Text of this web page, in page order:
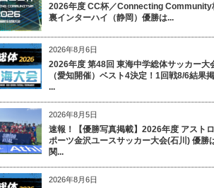
2026年度 CC杯／Connecting Community
裏インターハイ（静岡）優勝は...
2026年8月6日
2026年度 第48回 東海中学総体サッカー大
（愛知開催）ベスト4決定！1回戦8/6結果
...
2026年8月5日
速報！【優勝写真掲載】2026年度 アスト
ポーツ金沢ユースサッカー大会(石川) 優勝
関...
2026年8月6日